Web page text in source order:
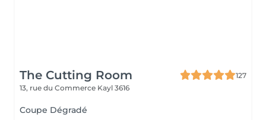
The Cutting Room
127
13, rue du Commerce Kayl 3616
Coupe Dégradé